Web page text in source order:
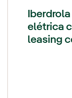
elétrica
leasing